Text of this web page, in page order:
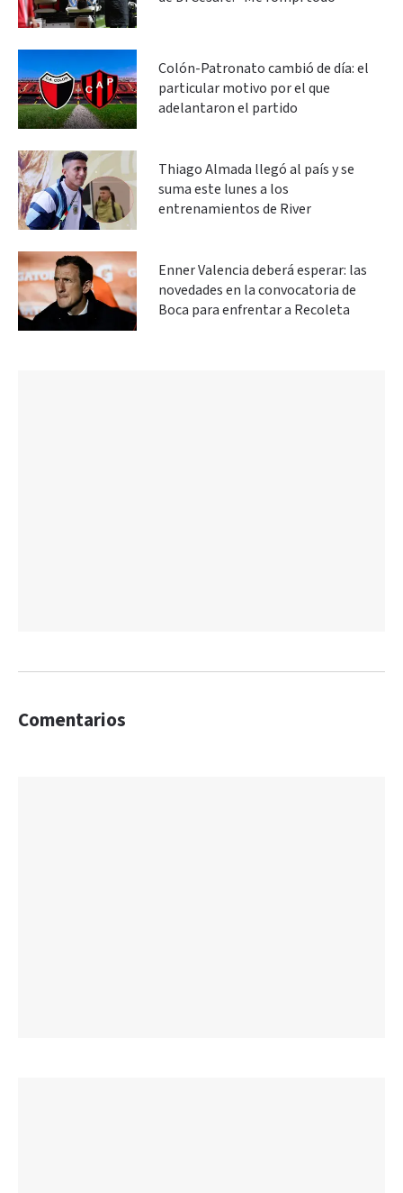
Colón-Patronato cambió de día: el
particular motivo por el que
adelantaron el partido
Thiago Almada llegó al país y se
suma este lunes a los
entrenamientos de River
Enner Valencia deberá esperar: las
novedades en la convocatoria de
Boca para enfrentar a Recoleta
Comentarios